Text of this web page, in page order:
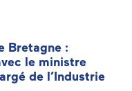
Bretagne :
le ministre
de l’Industrie